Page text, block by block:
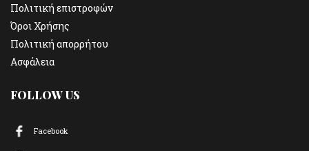
Πολιτική επιστροφών
Όροι Χρήσης
Πολιτική απορρήτου
Ασφάλεια
FOLLOW US
Facebook